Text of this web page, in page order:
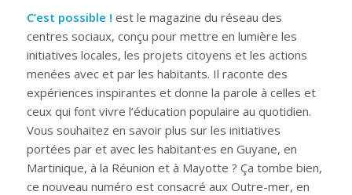
C’est possible ! est le magazine du réseau des
centres sociaux, conçu pour mettre en lumière les
initiatives locales, les projets citoyens et les actions
menées avec et par les habitants. Il raconte des
expériences inspirantes et donne la parole à celles et
ceux qui font vivre l’éducation populaire au quotidien.
Vous souhaitez en savoir plus sur les initiatives
portées par et avec les habitant·es en Guyane, en
Martinique, à la Réunion et à Mayotte ? Ça tombe bien,
ce nouveau numéro est consacré aux Outre-mer, en